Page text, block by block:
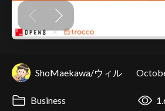
ShoMaekawa/ウィル
Business